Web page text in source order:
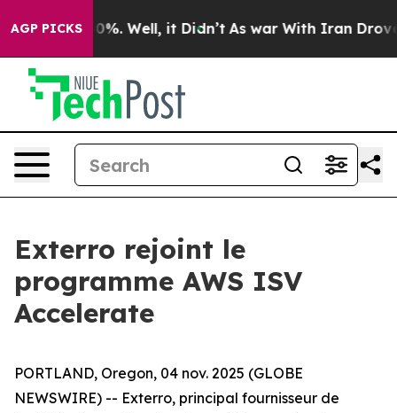
AGP PICKS40%. Well, it Didn’t As war With Iran Drove oil
Exterro rejoint le
programme AWS ISV
Accelerate
PORTLAND, Oregon, 04 nov. 2025 (GLOBE
NEWSWIRE) -- Exterro, principal fournisseur de